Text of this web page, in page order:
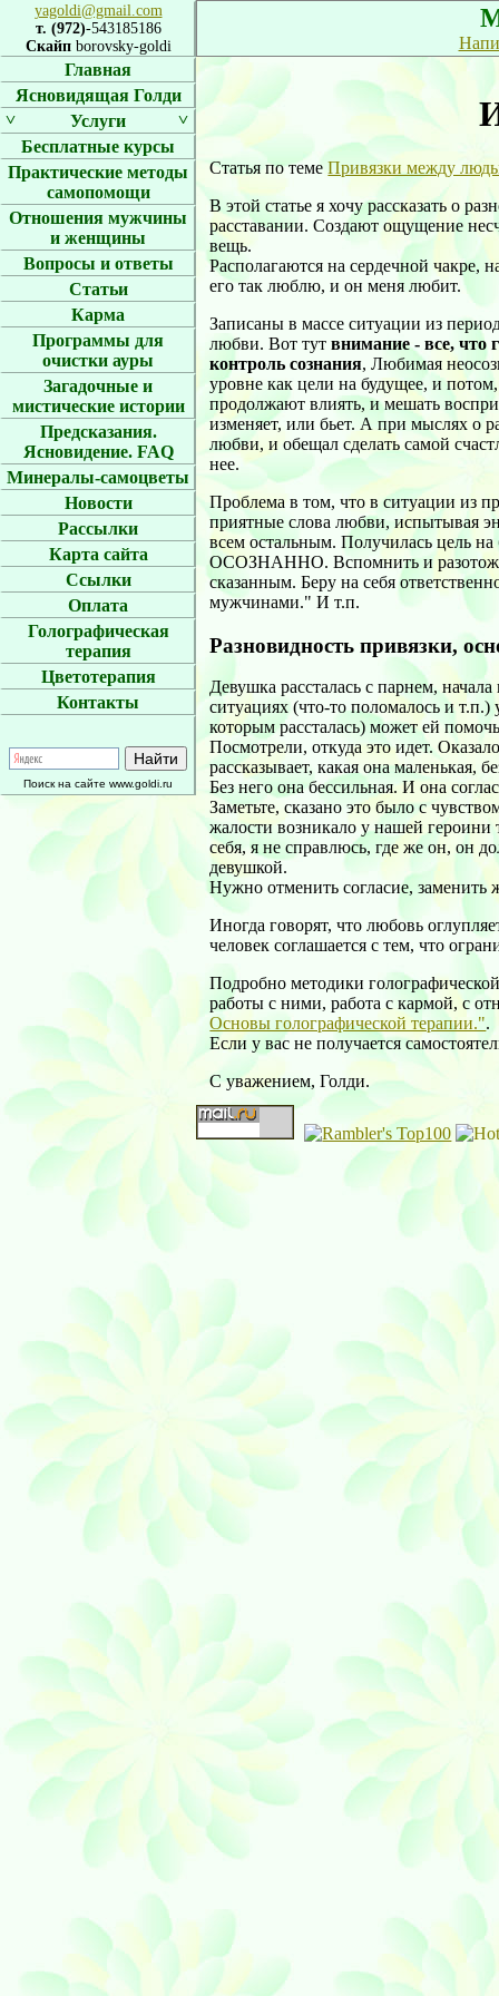
yagoldi@gmail.com
т. (972)-543185186
Скайп borovsky-goldi
Главная
Ясновидящая Голди
˅
˅
Услуги
Бесплатные курсы
Практические методы
самопомощи
Отношения мужчины
и женщины
Вопросы и ответы
Статьи
Карма
Программы для
очистки ауры
Загадочные и
мистические истории
Предсказания.
Ясновидение. FAQ
Минералы-самоцветы
Новости
Рассылки
Карта сайта
Ссылки
Оплата
Голографическая
терапия
Цветотерапия
Контакты
Поиск на сайте www.goldi.ru
Статья по темеПривязки между
В этой статье я хочу рассказать о
расставании. Создают ощущение
вещь.
Располагаются на сердечной чакре,
его так люблю, и он меня любит.
Записаны в массе ситуации из
любви. Вот тутвнимание - все, что
контроль сознания, Любимая
уровне как цели на будущее, и
продолжают влиять, и мешать
изменяет, или бьет. А при мыслях о
любви, и обещал сделать самой
нее.
Проблема в том, что в ситуации из
приятные слова любви, испытывая
всем остальным. Получилась цель
ОСОЗНАННО. Вспомнить и
сказанным. Беру на себя
мужчинами." И т.п.
Разновидность привязки,
Девушка рассталась с парнем,
ситуациях (что-то поломалось и
которым рассталась) может ей
Посмотрели, откуда это идет.
рассказывает, какая она маленькая,
Без него она бессильная. И она
Заметьте, сказано это было с
жалости возникало у нашей
себя, я не справлюсь, где же он, он
девушкой.
Нужно отменить согласие,
Иногда говорят, что любовь
человек соглашается с тем, что
Подробно методики
работы с ними, работа с кармой, с
Основы голографической терапии.".
Если у вас не получается
С уважением, Голди.